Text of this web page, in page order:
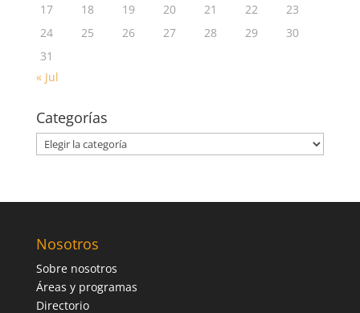
17
18 19 20 21 22
23
24
25 26 27 28 29
30
31
« Jul
Categorías
Categorías
Nosotros
Sobre nosotros
Áreas y programas
Directorio